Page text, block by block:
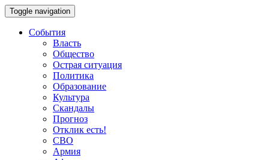
Toggle navigation
События
Власть
Общество
Острая ситуация
Политика
Образование
Культура
Скандалы
Прогноз
Отклик есть!
СВО
Армия